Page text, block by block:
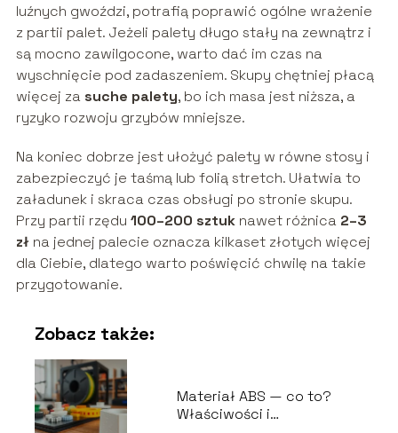
luźnych gwoździ, potrafią poprawić ogólne wrażenie
z partii palet. Jeżeli palety długo stały na zewnątrz i
są mocno zawilgocone, warto dać im czas na
wyschnięcie pod zadaszeniem. Skupy chętniej płacą
więcej za suche palety, bo ich masa jest niższa, a
ryzyko rozwoju grzybów mniejsze.
Na koniec dobrze jest ułożyć palety w równe stosy i
zabezpieczyć je taśmą lub folią stretch. Ułatwia to
załadunek i skraca czas obsługi po stronie skupu.
Przy partii rzędu 100–200 sztuknawet różnica 2–3
złna jednej palecie oznacza kilkaset złotych więcej
dla Ciebie, dlatego warto poświęcić chwilę na takie
przygotowanie.
Zobacz także:
Materiał ABS — co to?
Właściwości i